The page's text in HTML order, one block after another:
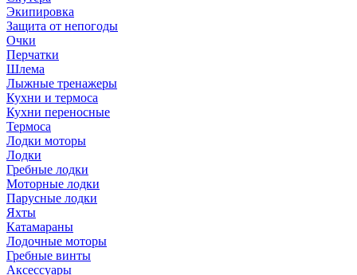
Экипировка
Защита от непогоды
Очки
Перчатки
Шлема
Лыжные тренажеры
Кухни и термоса
Кухни переносные
Термоса
Лодки моторы
Лодки
Гребные лодки
Моторные лодки
Парусные лодки
Яхты
Катамараны
Лодочные моторы
Гребные винты
Аксессуары